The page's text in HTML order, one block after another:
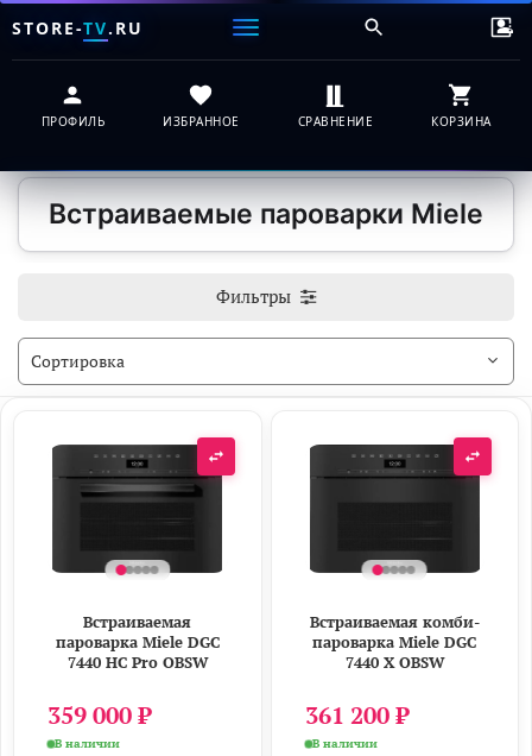
STORE-TV.RU
ПРОФИЛЬ ИЗБРАННОЕ СРАВНЕНИЕ КОРЗИНА
Встраиваемые пароварки Miele
Фильтры
Встраиваемая
пароварка Miele DGC
7440 HC Pro OBSW
359 000 ₽
В наличии
Встраиваемая комби-
пароварка Miele DGC
7440 X OBSW
361 200 ₽
В наличии